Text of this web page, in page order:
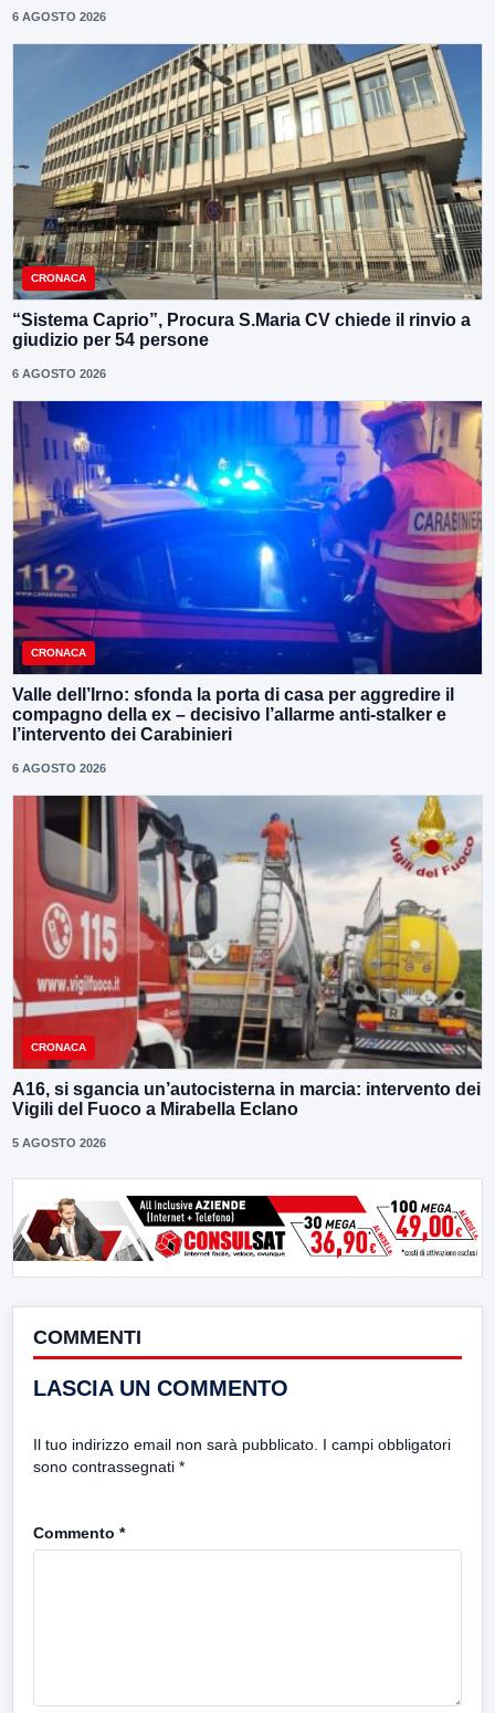
6 AGOSTO 2026
CRONACA
“Sistema Caprio”, Procura S.Maria CV chiede il rinvio a
giudizio per 54 persone
6 AGOSTO 2026
CRONACA
Valle dell’Irno: sfonda la porta di casa per aggredire il
compagno della ex – decisivo l’allarme anti-stalker e
l’intervento dei Carabinieri
6 AGOSTO 2026
CRONACA
A16, si sgancia un’autocisterna in marcia: intervento dei
Vigili del Fuoco a Mirabella Eclano
5 AGOSTO 2026
COMMENTI
LASCIA UN COMMENTO
Il tuo indirizzo email non sarà pubblicato. I campi obbligatori
sono contrassegnati *
Commento *